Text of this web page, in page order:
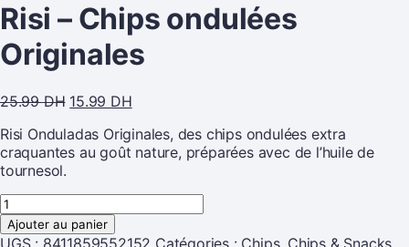
Risi – Chips ondulées
Originales
25.99DH 15.99 DH
Risi Onduladas Originales, des chips ondulées extra
craquantes au goût nature, préparées avec de l’huile de
tournesol.
Ajouter au panier
UGS : 8411859552152 Catégories : Chips, Chips & Snacks